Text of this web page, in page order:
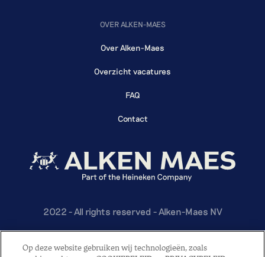
OVER ALKEN-MAES
Over Alken-Maes
Overzicht vacatures
FAQ
Contact
2022 - All rights reserved - Alken-Maes NV
Privacy Policy
Op deze website gebruiken wij technologieën, zoals